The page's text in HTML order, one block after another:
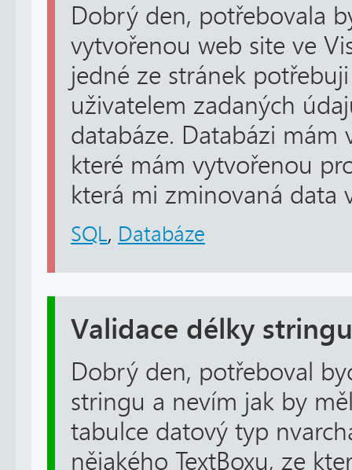
Dobrý den, potřebovala
vytvořenou web site ve
jedné ze stránek
uživatelem zadaných
databáze. Databázi mám
které mám vytvořenou
která mi zminovaná data
SQL, Databáze
Validace délky stringu
Dobrý den, potřeboval
stringu a nevím jak by
tabulce datový typ
nějakého TextBoxu, ze